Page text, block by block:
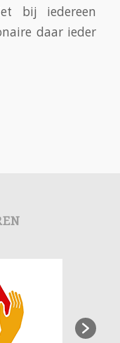
bij iedereen
daar ieder